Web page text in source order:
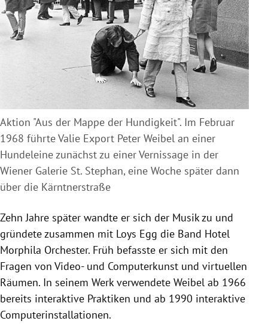
Aktion "Aus der Mappe der Hundigkeit". Im Februar
1968 führte Valie Export Peter Weibel an einer
Hundeleine zunächst zu einer Vernissage in der
Wiener Galerie St. Stephan, eine Woche später dann
über die Kärntnerstraße
Zehn Jahre später wandte er sich der Musik zu und
gründete zusammen mit Loys Egg die Band Hotel
Morphila Orchester. Früh befasste er sich mit den
Fragen von Video- und Computerkunst und virtuellen
Räumen. In seinem Werk verwendete Weibel ab 1966
bereits interaktive Praktiken und ab 1990 interaktive
Computerinstallationen.